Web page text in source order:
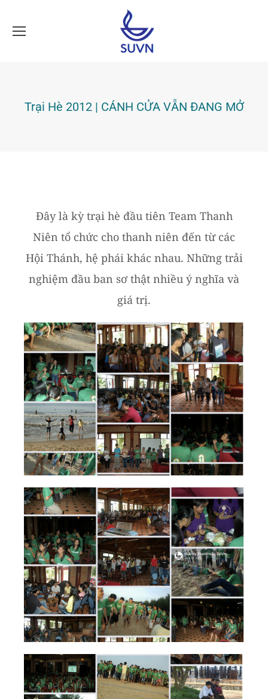
Trại Hè 2012 | CÁNH CỬA VẪN ĐANG MỞ
Đây là kỳ trại hè đầu tiên Team Thanh
Niên tổ chức cho thanh niên đến từ các
Hội Thánh, hệ phái khác nhau. Những trải
nghiệm đầu ban sơ thật nhiều ý nghĩa và
giá trị.